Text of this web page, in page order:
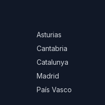
Asturias
Cantabria
Catalunya
Madrid
País Vasco